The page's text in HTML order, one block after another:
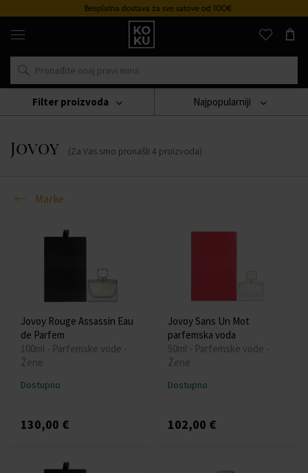
Besplatna dostava za sve satove od 100€
Originalni
parfemi
satovi
na
mjestu
Marke
Jovoy
Jovoy (Za Vas smo pronašli 4 proizvoda)
Najpopularniji
Marke
Filter proizvoda
Jovoy Rouge Assassin Eau
de Parfem
100ml - Parfemske vode -
Žene
Dostupno
130,00 €
Jovoy Sans Un Mot
parfemska voda
50ml - Parfemske vode -
Žene
Dostupno
102,00 €